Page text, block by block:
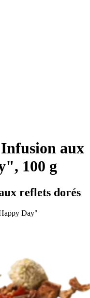
Infusion aux
100 g
reflets dorés
Day"